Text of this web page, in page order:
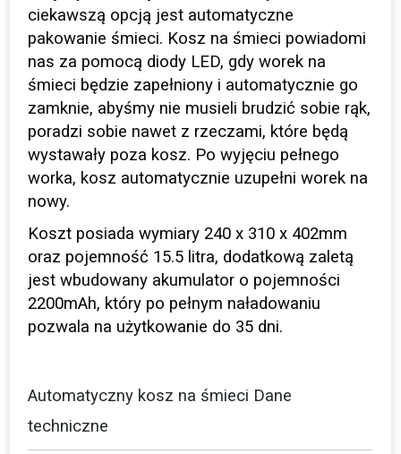
ciekawszą opcją jest automatyczne
pakowanie śmieci. Kosz na śmieci powiadomi
nas za pomocą diody LED, gdy worek na
śmieci będzie zapełniony i automatycznie go
zamknie, abyśmy nie musieli brudzić sobie rąk,
poradzi sobie nawet z rzeczami, które będą
wystawały poza kosz. Po wyjęciu pełnego
worka, kosz automatycznie uzupełni worek na
nowy.
Koszt posiada wymiary 240 x 310 x 402mm
oraz pojemność 15.5 litra, dodatkową zaletą
jest wbudowany akumulator o pojemności
2200mAh, który po pełnym naładowaniu
pozwala na użytkowanie do 35 dni.
Automatyczny kosz na śmieci Dane
techniczne